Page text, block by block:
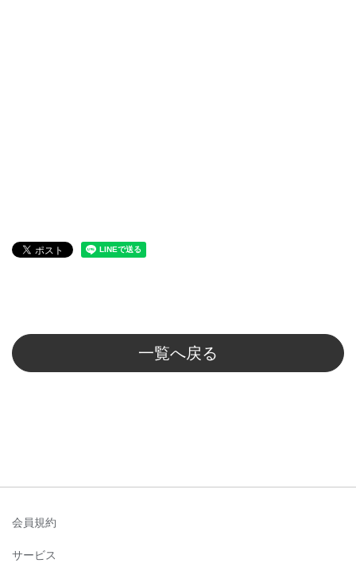
一覧へ戻る
会員規約
サービス